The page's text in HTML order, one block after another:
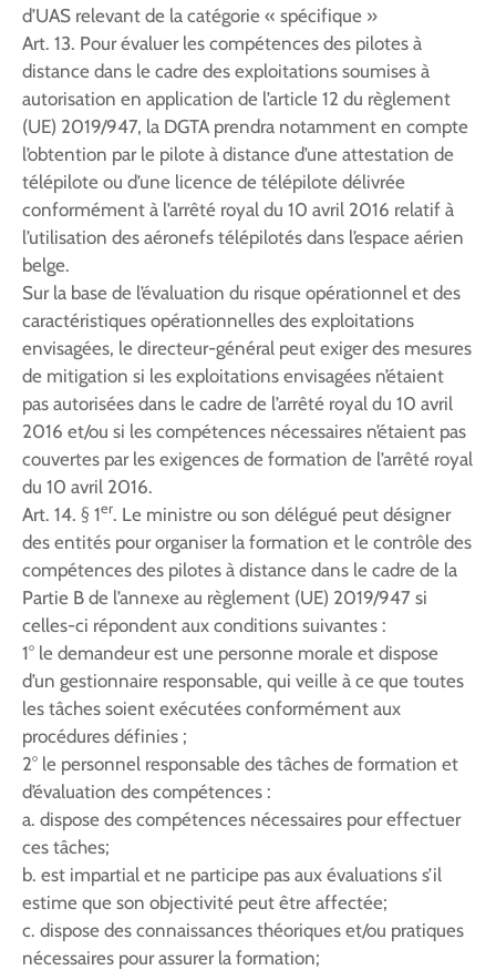
d’UAS relevant de la catégorie « spécifique »
Art. 13. Pour évaluer les compétences des pilotes à
distance dans le cadre des exploitations soumises à
autorisation en application de l’article 12 du règlement
(UE) 2019/947, la DGTA prendra notamment en compte
l’obtention par le pilote à distance d’une attestation de
télépilote ou d’une licence de télépilote délivrée
conformément à l’arrêté royal du 10 avril 2016 relatif à
l’utilisation des aéronefs télépilotés dans l’espace aérien
belge.
Sur la base de l’évaluation du risque opérationnel et des
caractéristiques opérationnelles des exploitations
envisagées, le directeur-général peut exiger des mesures
de mitigation si les exploitations envisagées n’étaient
pas autorisées dans le cadre de l’arrêté royal du 10 avril
2016 et/ou si les compétences nécessaires n’étaient pas
couvertes par les exigences de formation de l’arrêté royal
du 10 avril 2016.
Art. 14. § 1er. Le ministre ou son délégué peut désigner
des entités pour organiser la formation et le contrôle des
compétences des pilotes à distance dans le cadre de la
Partie B de l’annexe au règlement (UE) 2019/947 si
celles-ci répondent aux conditions suivantes :
1° le demandeur est une personne morale et dispose
d’un gestionnaire responsable, qui veille à ce que toutes
les tâches soient exécutées conformément aux
procédures définies ;
2° le personnel responsable des tâches de formation et
d’évaluation des compétences :
a. dispose des compétences nécessaires pour effectuer
ces tâches;
b. est impartial et ne participe pas aux évaluations s’il
estime que son objectivité peut être affectée;
c. dispose des connaissances théoriques et/ou pratiques
nécessaires pour assurer la formation;